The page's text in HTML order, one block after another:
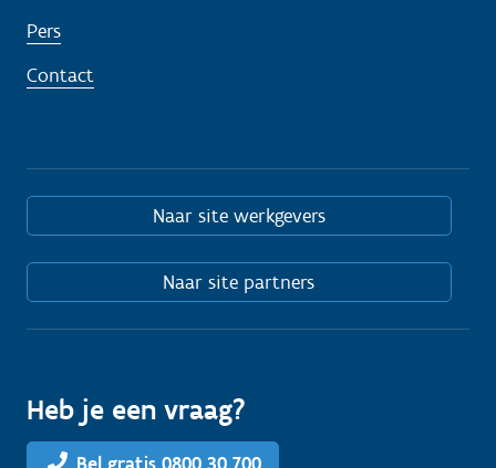
Pers
Contact
Naar site werkgevers
Naar site partners
Heb je een vraag?